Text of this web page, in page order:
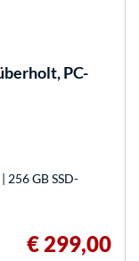
PC-
256 GB SSD-
€ 299,00